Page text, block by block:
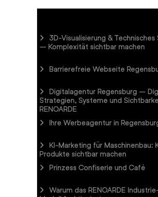
3D-Visualisierung &
– Komplexität sichtbar machen
Barrierefreie Webseite
Digitalagentur Regensburg –
Strategien, Systeme und
RENOARDE
Ihre Werbeagentur in
KI-Marketing für Maschinenbau:
Produkte sichtbar machen
Prinzess Confiserie und Café
Warum das RENOARDE